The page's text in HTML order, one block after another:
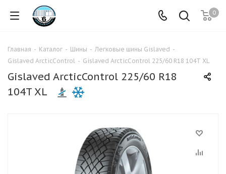
0
Главная - Каталог - Шины - Легковые шины Gislaved -
Gislaved ArcticControl - Gislaved ArcticControl 225/60 R18 104T XL
Gislaved ArcticControl 225/60 R18
104T XL